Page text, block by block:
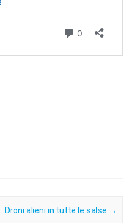
Droni alieni in tutte le salse →